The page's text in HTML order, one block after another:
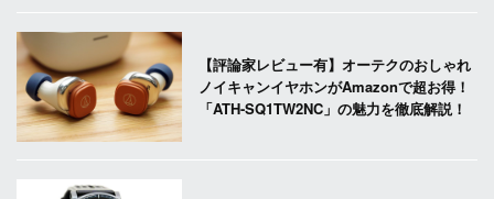
【評論家レビュー有】オーテクのおしゃれ
ノイキャンイヤホンがAmazonで超お得！
「ATH-SQ1TW2NC」の魅力を徹底解説！